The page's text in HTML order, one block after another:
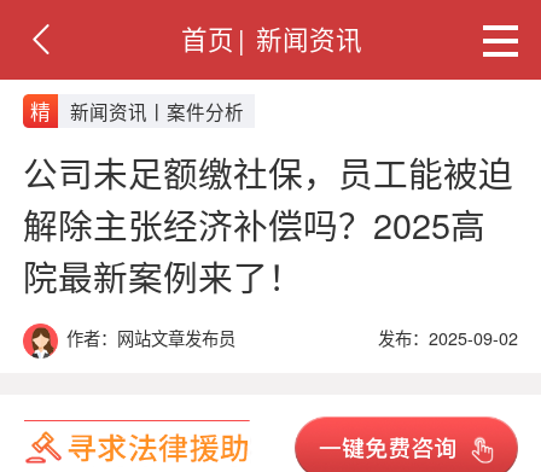
首页 | 新闻资讯
精 新闻资讯丨案件分析
公司未足额缴社保，员工能被迫
解除主张经济补偿吗？2025高
院最新案例来了！
作者：网站文章发布员 发布：2025-09-02